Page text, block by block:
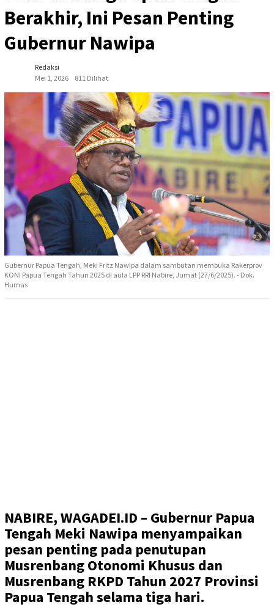
Berakhir, Ini Pesan Penting
Gubernur Nawipa
Redaksi
Mei 1, 2026
811 Dilihat
Gubernur Papua Tengah, Meki Fritz Nawipa dalam sambutan membuka Rakerprov
KONI Papua Tengah Tahun 2025 di aula LPP RRI Nabire, Jumat (27/6/2025). - Dok.
Humas
NABIRE, WAGADEI.ID – Gubernur Papua
Tengah Meki Nawipa menyampaikan
pesan penting pada penutupan
Musrenbang Otonomi Khusus dan
Musrenbang RKPD Tahun 2027 Provinsi
Papua Tengah selama tiga hari.